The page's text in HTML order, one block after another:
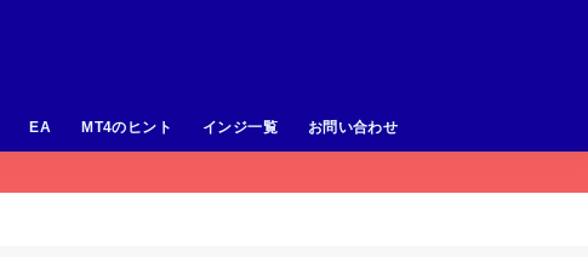
EA MT4のヒント インジ一覧 お問い合わせ